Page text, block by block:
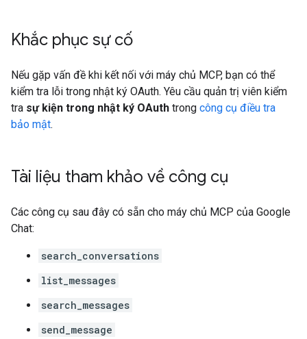
Khắc phục sự cố
Nếu gặp vấn đề khi kết nối với máy chủ MCP, bạn có thể
kiểm tra lỗi trong nhật ký OAuth. Yêu cầu quản trị viên kiểm
tra sự kiện trong nhật ký OAuth trong công cụ điều tra
bảo mật.
Tài liệu tham khảo về công cụ
Các công cụ sau đây có sẵn cho máy chủ MCP của Google
Chat:
search_conversations
list_messages
search_messages
send_message